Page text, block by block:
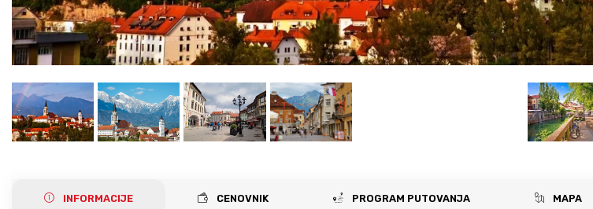
INFORMACIJE CENOVNIK PROGRAM PUTOVANJA MAPA